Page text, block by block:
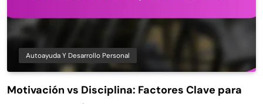
Autoayuda Y Desarrollo Personal
Motivación vs Disciplina: Factores Clave para